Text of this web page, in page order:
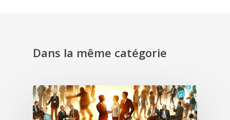
Dans la même catégorie